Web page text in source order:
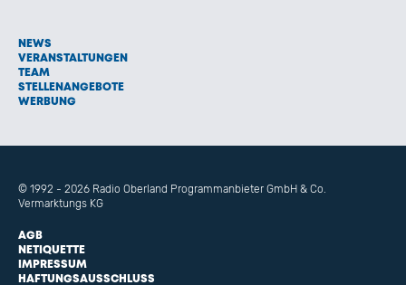
NEWS
VERANSTALTUNGEN
TEAM
STELLENANGEBOTE
WERBUNG
© 1992 - 2026 Radio Oberland Programmanbieter GmbH & Co.
Vermarktungs KG
AGB
NETIQUETTE
IMPRESSUM
HAFTUNGSAUSSCHLUSS